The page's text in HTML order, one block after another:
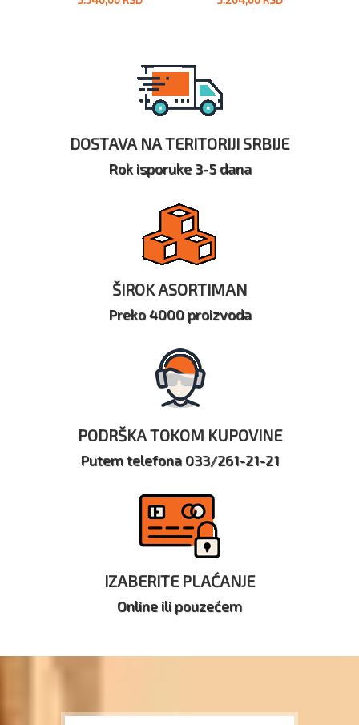
DOSTAVA NA TERITORIJI SRBIJE
Rok isporuke 3-5 dana
ŠIROK ASORTIMAN
Preko 4000 proizvoda
PODRŠKA TOKOM KUPOVINE
Putem telefona 033/261-21-21
IZABERITE PLAĆANJE
Online ili pouzećem